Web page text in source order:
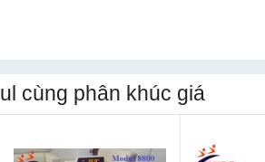
cùng phân khúc giá